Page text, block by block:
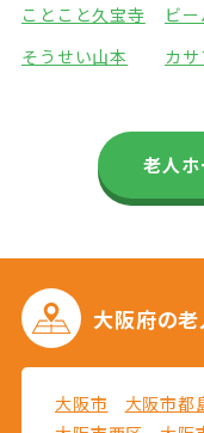
ことこと久宝寺
ビ
そうせい山本
カ
老人
大阪府の
大阪市 大阪市都